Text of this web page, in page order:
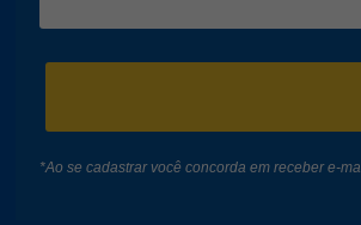
*Ao se cadastrar você concorda em receber e-